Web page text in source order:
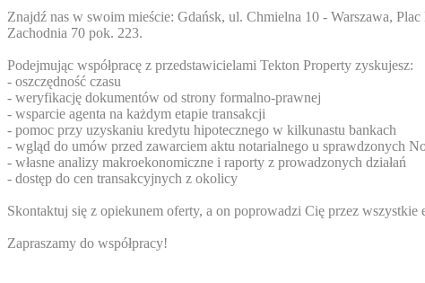
Znajdź nas w swoim mieście: Gdańsk, ul. Chmielna 10 - Warszawa,
Zachodnia 70 pok. 223.
Podejmując współpracę z przedstawicielami Tekton Property zyskujesz:
- oszczędność czasu
- weryfikację dokumentów od strony formalno-prawnej
- wsparcie agenta na każdym etapie transakcji
- pomoc przy uzyskaniu kredytu hipotecznego w kilkunastu bankach
- wgląd do umów przed zawarciem aktu notarialnego u sprawdzonych
- własne analizy makroekonomiczne i raporty z prowadzonych działań
- dostęp do cen transakcyjnych z okolicy
Skontaktuj się z opiekunem oferty, a on poprowadzi Cię przez wszystkie
Zapraszamy do współpracy!